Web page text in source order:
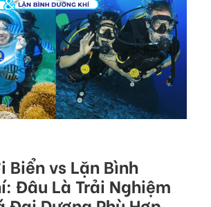
Biển vs Lặn Bình
Đâu Là Trải Nghiệm